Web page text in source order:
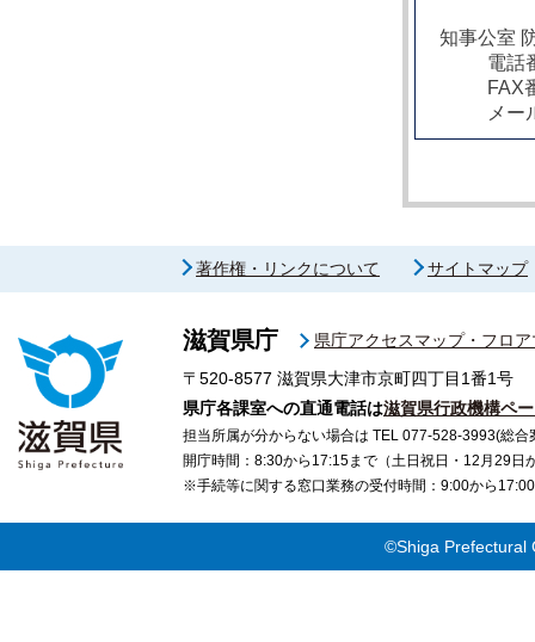
知事公室
電話
FAX
メー
著作権・リンクについて サイトマップ
滋賀県庁
県庁アクセスマップ・フロ
〒520-8577 滋賀県大津市京町四丁目1番1号
県庁各課室への直通電話は滋賀県行政機構ペ
担当所属が分からない場合は TEL 077-528-3993(総合
開庁時間：8:30から17:15まで（土日祝日・12月29日
※手続等に関する窓口業務の受付時間：9:00から
©Shiga Prefectural